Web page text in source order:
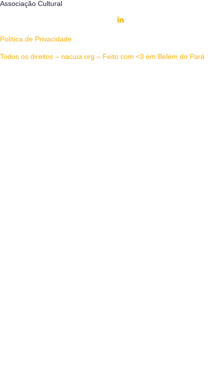
Associação Cultural
Política de Privacidade
Todos os direitos – nacuia.org – Feito com <3 em Belém do Pará